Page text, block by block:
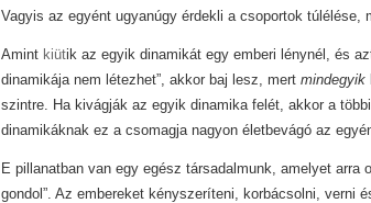
Vagyis az egyént ugyanúgy érdekli a csoportok túlélése,
Amint kiütik az egyik dinamikát egy emberi lénynél, és
dinamikája nem létezhet”, akkor baj lesz, mert mindegyik
szintre. Ha kivágják az egyik dinamika felét, akkor a
dinamikáknak ez a csomagja nagyon életbevágó az
E pillanatban van egy egész társadalmunk, amelyet arra
gondol”. Az embereket kényszeríteni, korbácsolni, verni